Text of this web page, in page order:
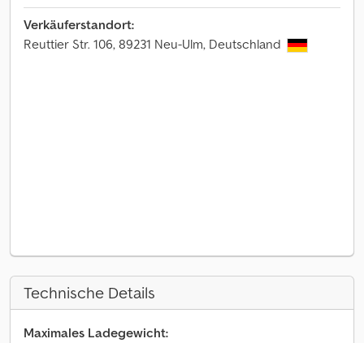
Verkäuferstandort:
Reuttier Str. 106, 89231 Neu-Ulm, Deutschland
Technische Details
Maximales Ladegewicht: